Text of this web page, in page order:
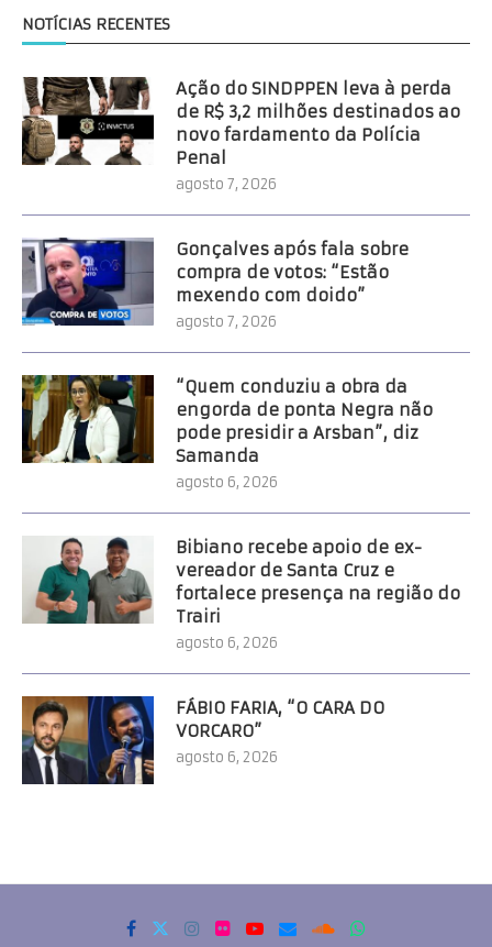
NOTÍCIAS RECENTES
Ação do SINDPPEN leva à perda
de R$ 3,2 milhões destinados ao
novo fardamento da Polícia
Penal
agosto 7, 2026
Gonçalves após fala sobre
compra de votos: “Estão
mexendo com doido”
agosto 7, 2026
“Quem conduziu a obra da
engorda de ponta Negra não
pode presidir a Arsban”, diz
Samanda
agosto 6, 2026
Bibiano recebe apoio de ex-
vereador de Santa Cruz e
fortalece presença na região do
Trairi
agosto 6, 2026
FÁBIO FARIA, “O CARA DO
VORCARO”
agosto 6, 2026